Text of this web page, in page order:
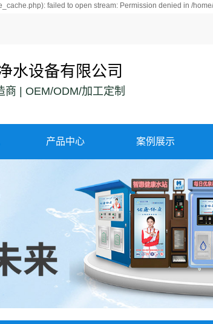
failed to open stream: Permission denied in /
水设备有限公司
商 | OEM/ODM/加工定制
产品中心
每日优泉氢水站
农村水站
自动售水机
案例展示